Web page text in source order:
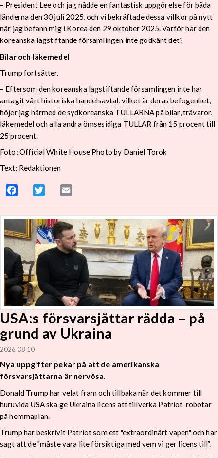
– President Lee och jag nådde en fantastisk uppgörelse för båda
länderna den 30 juli 2025, och vi bekräftade dessa villkor på nytt
när jag befann mig i Korea den 29 oktober 2025. Varför har den
koreanska lagstiftande församlingen inte godkänt det?
Bilar och läkemedel
Trump fortsätter.
– Eftersom den koreanska lagstiftande församlingen inte har
antagit vårt historiska handelsavtal, vilket är deras befogenhet,
höjer jag härmed de sydkoreanska TULLARNA på bilar, trävaror,
läkemedel och alla andra ömsesidiga TULLAR från 15 procent till
25 procent.
Foto: Official White House Photo by Daniel Torok
Text: Redaktionen
Facebook Twitter
USA:s försvarsjättar rädda – på
grund av Ukraina
2026 08 10
Nya uppgifter pekar på att de amerikanska
försvarsjättarna är nervösa.
Donald Trump har velat fram och tillbaka när det kommer till
huruvida USA ska ge Ukraina licens att tillverka Patriot-robotar
på hemmaplan.
Trump har beskrivit Patriot som ett "extraordinärt vapen" och har
sagt att de "måste vara lite försiktiga med vem vi ger licens till”.